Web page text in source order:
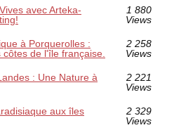
avec Arteka-
1 880
Views
à Porquerolles :
de l'île française.
2 258
Views
: Une Nature à
2 221
Views
aux îles
2 329
Views